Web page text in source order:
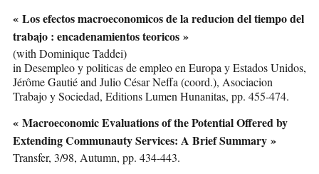
« Los efectos macroeconomicos de la reducion del tiempo del
trabajo : encadenamientos teoricos »
(with Dominique Taddei)
in Desempleo y politicas de empleo en Europa y Estados Unidos,
Jérôme Gautié and Julio César Neffa (coord.), Asociacion
Trabajo y Sociedad, Editions Lumen Hunanitas, pp. 455-474.
« Macroeconomic Evaluations of the Potential Offered by
Extending Communauty Services: A Brief Summary »
Transfer, 3/98, Autumn, pp. 434-443.